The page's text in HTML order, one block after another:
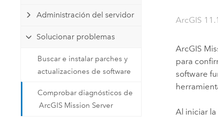
Tecnología para desarrolladores
representación cartográfica y
Todos los productos
Administración del servidor
Solucionar problemas
Buscar e instalar parches y
actualizaciones de software
Comprobar diagnósticos de
ArcGIS Mission Server
ArcGIS
ArcGIS
para
software
Al iniciar